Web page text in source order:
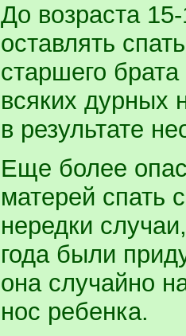
До возраста
оставлять
старшего
всяких дурных
в результате
Еще более
матерей спать
нередки
года были
она случайно
нос ребенка.